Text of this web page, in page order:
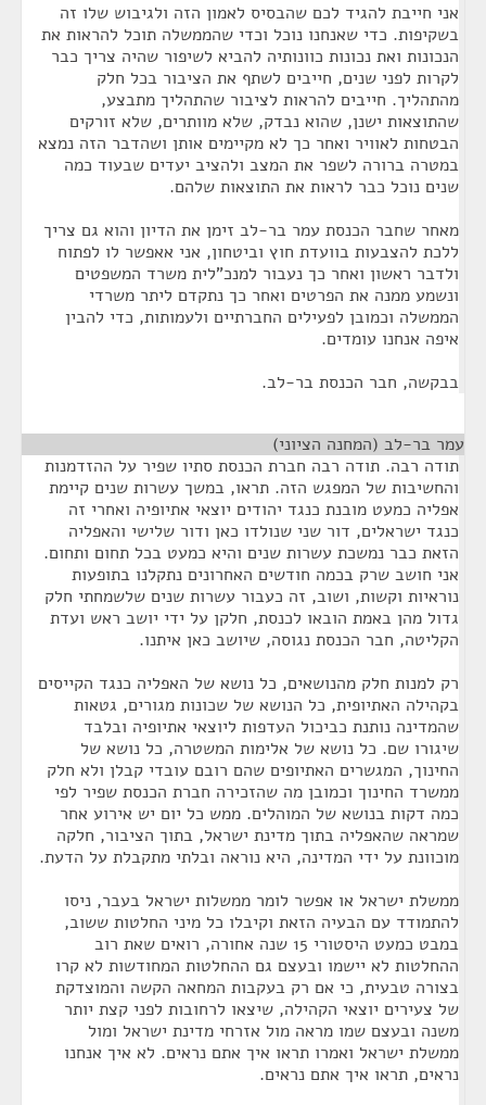
אני חייבת להגיד לכם שהבסיס לאמון הזה ולגיבוש שלו זה
בשקיפות. כדי שאנחנו נוכל וכדי שהממשלה תוכל להראות את
הנכונות ואת נכונות כוונותיה להביא לשיפור שהיה צריך כבר
לקרות לפני שנים, חייבים לשתף את הציבור בכל חלק
מהתהליך. חייבים להראות לציבור שהתהליך מתבצע,
שהתוצאות ישנן, שהוא נבדק, שלא מוותרים, שלא זורקים
הבטחות לאוויר ואחר כך לא מקיימים אותן ושהדבר הזה נמצא
במטרה ברורה לשפר את המצב ולהציב יעדים שבעוד כמה
שנים נוכל כבר לראות את התוצאות שלהם.
מאחר שחבר הכנסת עמר בר-לב זימן את הדיון והוא גם צריך
ללכת להצבעות בוועדת חוץ וביטחון, אני אאפשר לו לפתוח
ולדבר ראשון ואחר כך נעבור למנכ"לית משרד המשפטים
ונשמע ממנה את הפרטים ואחר כך נתקדם ליתר משרדי
הממשלה וכמובן לפעילים החברתיים ולעמותות, כדי להבין
איפה אנחנו עומדים.
בבקשה, חבר הכנסת בר-לב.
עמר בר-לב (המחנה הציוני)
תודה רבה. תודה רבה חברת הכנסת סתיו שפיר על ההזדמנות
והחשיבות של המפגש הזה. תראו, במשך עשרות שנים קיימת
אפליה כמעט מובנת כנגד יהודים יוצאי אתיופיה ואחרי זה
כנגד ישראלים, דור שני שנולדו כאן ודור שלישי והאפליה
הזאת כבר נמשכת עשרות שנים והיא כמעט בכל תחום ותחום.
אני חושב שרק בכמה חודשים האחרונים נתקלנו בתופעות
נוראיות וקשות, ושוב, זה כעבור עשרות שנים שלשמחתי חלק
גדול מהן באמת הובאו לכנסת, חלקן על ידי יושב ראש ועדת
הקליטה, חבר הכנסת נגוסה, שיושב כאן איתנו.
רק למנות חלק מהנושאים, כל נושא של האפליה כנגד הקייסים
בקהילה האתיופית, כל הנושא של שכונות מגורים, גטאות
שהמדינה נותנת כביכול העדפות ליוצאי אתיופיה ובלבד
שיגורו שם. כל נושא של אלימות המשטרה, כל נושא של
החינוך, המגשרים האתיופים שהם רובם עובדי קבלן ולא חלק
ממשרד החינוך וכמובן מה שהזכירה חברת הכנסת שפיר לפי
כמה דקות בנושא של המוהלים. ממש כל יום יש אירוע אחר
שמראה שהאפליה בתוך מדינת ישראל, בתוך הציבור, חלקה
מוכוונת על ידי המדינה, היא נוראה ובלתי מתקבלת על הדעת.
ממשלת ישראל או אפשר לומר ממשלות ישראל בעבר, ניסו
להתמודד עם הבעיה הזאת וקיבלו כל מיני החלטות ששוב,
במבט כמעט היסטורי 15 שנה אחורה, רואים שאת רוב
ההחלטות לא יישמו ובעצם גם ההחלטות המחודשות לא קרו
בצורה טבעית, כי אם רק בעקבות המחאה הקשה והמוצדקת
של צעירים יוצאי הקהילה, שיצאו לרחובות לפני קצת יותר
משנה ובעצם שמו מראה מול אזרחי מדינת ישראל ומול
ממשלת ישראל ואמרו תראו איך אתם נראים. לא איך אנחנו
נראים, תראו איך אתם נראים.